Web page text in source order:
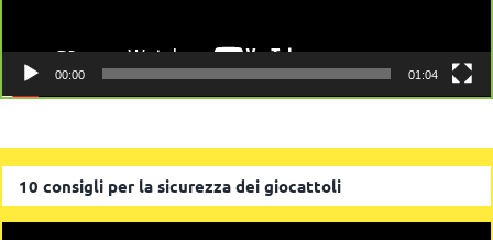
00:00 01:04
10 consigli per la sicurezza dei giocattoli